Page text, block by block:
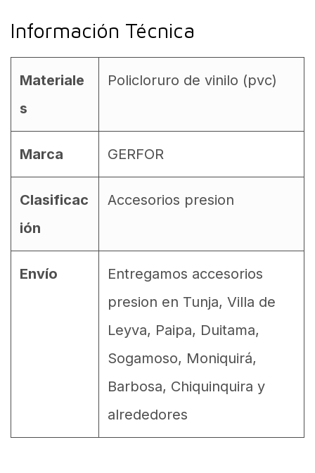
Información Técnica
Materiale
s
Policloruro de vinilo (pvc)
Marca GERFOR
Clasificac
ión
Accesorios presion
Envío
Entregamos accesorios
presion en Tunja, Villa de
Leyva, Paipa, Duitama,
Sogamoso, Moniquirá,
Barbosa, Chiquinquira y
alrededores